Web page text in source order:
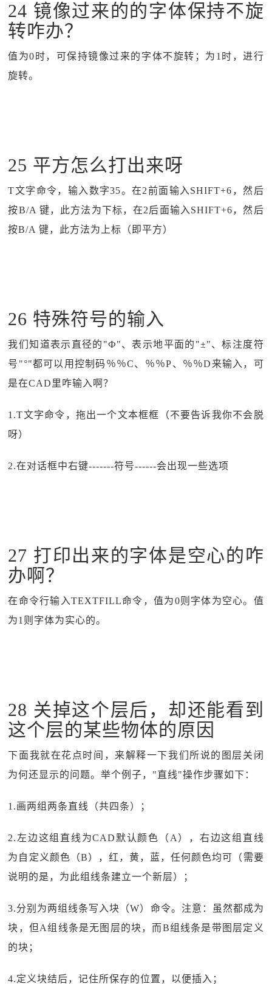
24 镜像过来的的字体保持不旋
转咋办？
值为0时，可保持镜像过来的字体不旋转；为1时，进行
旋转。
25 平方怎么打出来呀
T文字命令，输入数字35。在2前面输入SHIFT+6，然后
按B/A 键，此方法为下标，在2后面输入SHIFT+6，然后
按B/A 键，此方法为上标（即平方）
26 特殊符号的输入
我们知道表示直径的"Ф"、表示地平面的"±"、标注度符
号"°"都可以用控制码％％C、％％P、％％D来输入，可
是在CAD里咋输入啊？
1.T文字命令，拖出一个文本框框（不要告诉我你不会脱
呀）
2.在对话框中右键-------符号------会出现一些选项
27 打印出来的字体是空心的咋
办啊？
在命令行输入TEXTFILL命令，值为0则字体为空心。值
为1则字体为实心的。
28 关掉这个层后，却还能看到
这个层的某些物体的原因
下面我就在花点时间，来解释一下我们所说的图层关闭
为何还显示的问题。举个例子，"直线"操作步骤如下：
1.画两组两条直线（共四条）；
2.左边这组直线为CAD默认颜色（A），右边这组直线
为自定义颜色（B），红，黄，蓝，任何颜色均可（需要
说明的是，为此组线条建立一个新层）；
3.分别为两组线条写入块（W）命令。注意：虽然都成为
块，但A组线条是无图层的块，而B组线条是带图层定义
的块；
4.定义块结后，记住所保存的位置，以便插入；